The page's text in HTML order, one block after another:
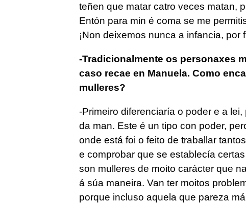
teñen que matar catro veces matan,
Entón para min é coma se me
¡Non deixemos nunca a infancia, por
-Tradicionalmente os personaxes
caso recae en Manuela. Como
mulleres?
-Primeiro diferenciaría o poder e a
da man. Este é un tipo con poder,
onde está foi o feito de traballar
e comprobar que se establecía
son mulleres de moito carácter que
á súa maneira. Van ter moitos
porque incluso aquela que pareza